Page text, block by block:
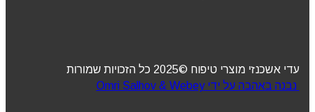
עדי אשכנזי מוצרי טיפוח ©2025 כל הזכויות שמורות
נבנה באהבה על ידי Omri Salhov & Webey